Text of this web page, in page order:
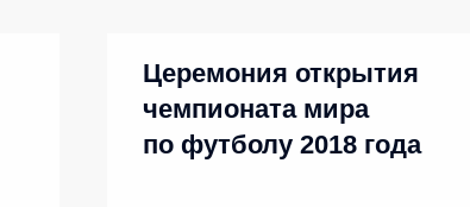
Церемония открытия
чемпионата мира
по футболу 2018 года